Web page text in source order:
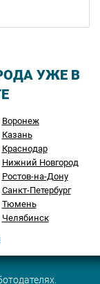
УЖЕ В
Воронеж
Казань
Краснодар
Нижний Новгород
Ростов-на-Дону
Санкт-Петербург
Тюмень
Челябинск